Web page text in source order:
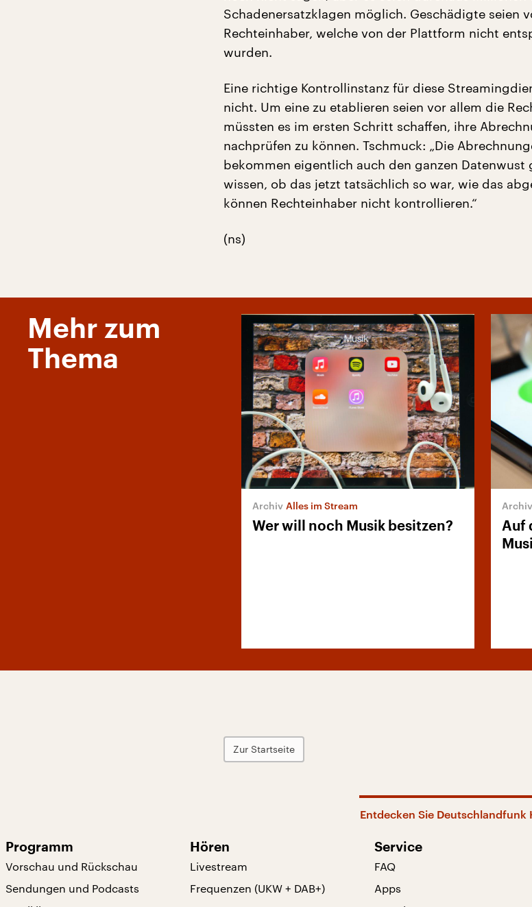
Schadenersatzklagen möglich. Geschädigte seien
Rechteinhaber, welche von der Plattform nicht
wurden.
Eine richtige Kontrollinstanz für diese
nicht. Um eine zu etablieren seien vor allem die
müssten es im ersten Schritt schaffen, ihre
nachprüfen zu können. Tschmuck: „Die
bekommen eigentlich auch den ganzen Datenwust
wissen, ob das jetzt tatsächlich so war, wie das
können Rechteinhaber nicht kontrollieren.“
(ns)
Mehr zum
Thema
Alles im Stream
Wer will noch Musik besitzen?
Auf
Zur Startseite
Entdecken Sie Deutschlandfunk
Programm
Vorschau und Rückschau
Sendungen und Podcasts
Hören
Livestream
Frequenzen (UKW + DAB+)
Service
FAQ
Apps